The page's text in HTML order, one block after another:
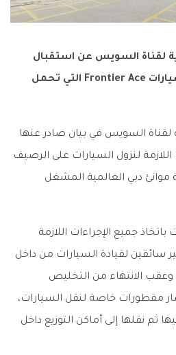
لقناة السويس عن استقبال
ميناء السخنة سفينة السيارات Frontier Ace التي تحمل
لقناة السويس في بيان صادر عنها
اللازمة لنزول السيارات على الرصيف
موانئ دبي العالمية المشغل
جميع الإجراءات اللازمة
سائقين لقيادة السيارات من داخل
وعقب الانتهاء من التخليص
مقطورات خاصة لنقل السيارات،
ثم نقلها إلى أماكن التوزيع داخل